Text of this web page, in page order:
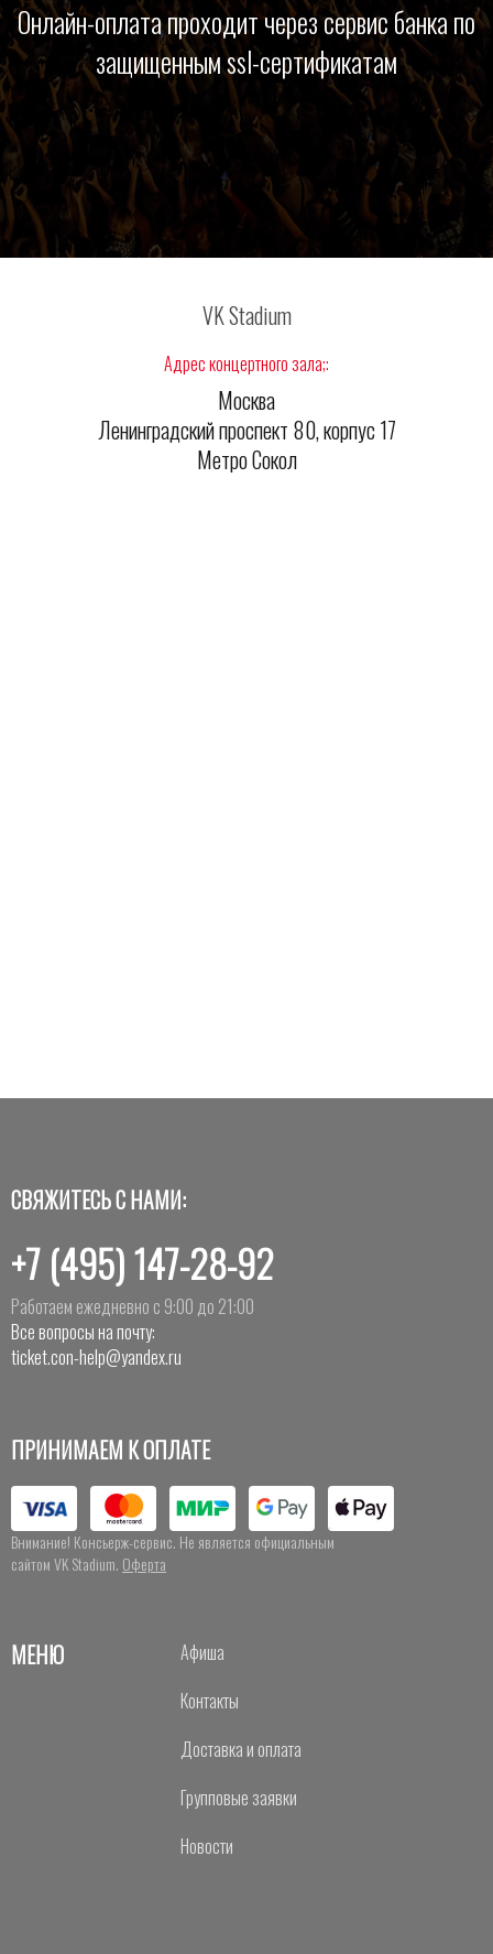
Онлайн-оплата проходит через сервис банка по
защищенным ssl-сертификатам
VK Stadium
Адрес концертного зала;:
Москва
Ленинградский проспект 80, корпус 17
Метро Сокол
СВЯЖИТЕСЬ С НАМИ:
+7 (495) 147-28-92
Работаем ежедневно с 9:00 до 21:00
Все вопросы на почту:
ticket.con-help@yandex.ru
ПРИНИМАЕМ К ОПЛАТЕ
Внимание! Консьерж-сервис. Не является официальным
сайтом VK Stadium. Оферта
МЕНЮ
Афиша
Контакты
Доставка и оплата
Групповые заявки
Новости